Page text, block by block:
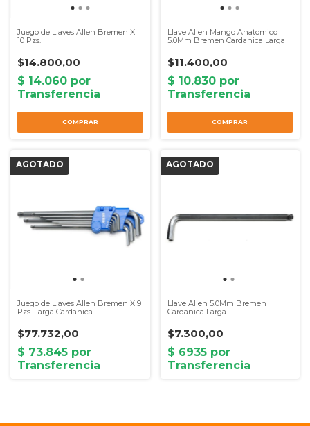
Juego de Llaves Allen Bremen X
10 Pzs.
$14.800,00
Llave Allen Mango Anatomico
5.0Mm Bremen Cardanica Larga
$11.400,00
Juego de Llaves Allen Bremen X 9
Pzs. Larga Cardanica
$77.732,00
Llave Allen 5.0Mm Bremen
Cardanica Larga
$7.300,00